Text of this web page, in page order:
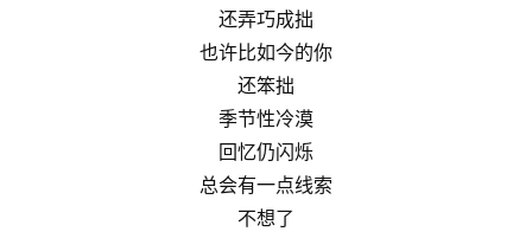
还弄巧成拙
也许比如今的你
还笨拙
季节性冷漠
回忆仍闪烁
总会有一点线索
不想了